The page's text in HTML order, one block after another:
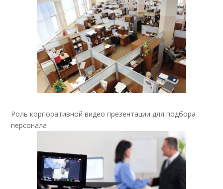
Роль корпоративной видео презентации для подбора
персонала